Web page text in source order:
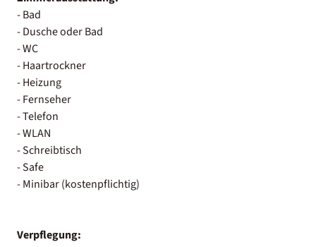
- Bad
- Dusche oder Bad
- WC
- Haartrockner
- Heizung
- Fernseher
- Telefon
- WLAN
- Schreibtisch
- Safe
- Minibar (kostenpflichtig)
Verpflegung: